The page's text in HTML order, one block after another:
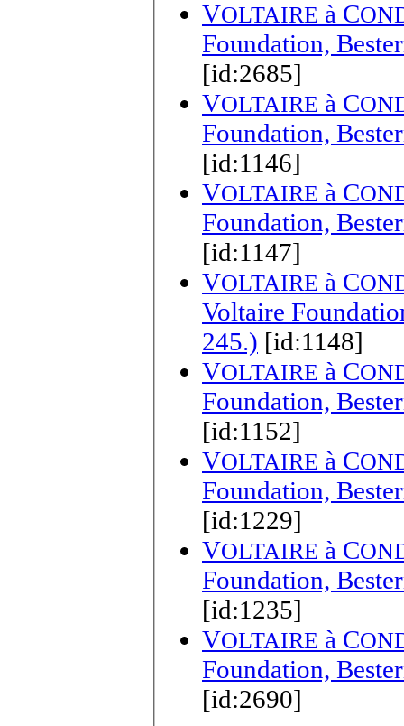
VOLTAIRE à C
Foundation,
[id:2685]
VOLTAIRE à C
Foundation,
[id:1146]
VOLTAIRE à C
Foundation,
[id:1147]
VOLTAIRE à C
Voltaire
245.) [id:1148]
VOLTAIRE à C
Foundation,
[id:1152]
VOLTAIRE à C
Foundation,
[id:1229]
VOLTAIRE à C
[id:1235]
VOLTAIRE à C
Foundation,
[id:2690]